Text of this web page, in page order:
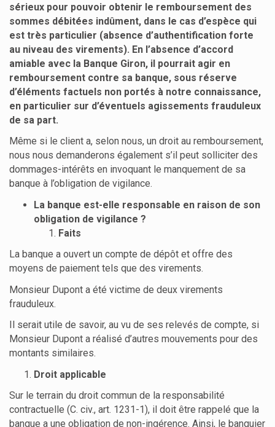
sérieux pour pouvoir obtenir le remboursement des
sommes débitées indûment, dans le cas d’espèce qui
est très particulier (absence d’authentification forte
au niveau des virements). En l’absence d’accord
amiable avec la Banque Giron, il pourrait agir en
remboursement contre sa banque, sous réserve
d’éléments factuels non portés à notre connaissance,
en particulier sur d’éventuels agissements frauduleux
de sa part.
Même si le client a, selon nous, un droit au remboursement,
nous nous demanderons également s’il peut solliciter des
dommages-intérêts en invoquant le manquement de sa
banque à l’obligation de vigilance.
La banque est-elle responsable en raison de son
obligation de vigilance ?
Faits
La banque a ouvert un compte de dépôt et offre des
moyens de paiement tels que des virements.
Monsieur Dupont a été victime de deux virements
frauduleux.
Il serait utile de savoir, au vu de ses relevés de compte, si
Monsieur Dupont a réalisé d’autres mouvements pour des
montants similaires.
Droit applicable
Sur le terrain du droit commun de la responsabilité
contractuelle (C. civ., art. 1231-1), il doit être rappelé que la
banque a une obligation de non-ingérence. Ainsi, le banquier